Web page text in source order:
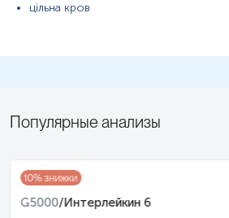
цільна кров
Популярные анализы
10% знижки
G5000/Интерлейкин 6